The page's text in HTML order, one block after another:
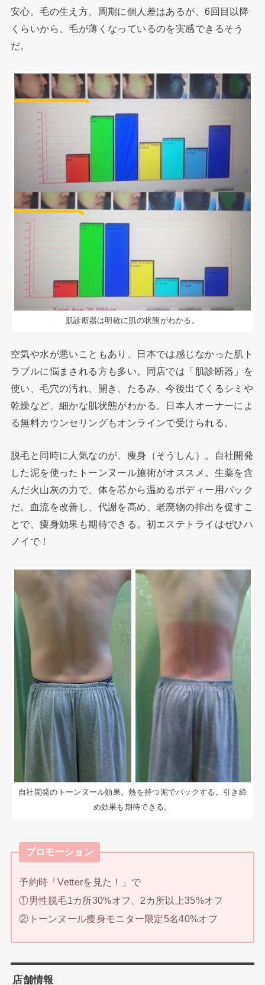
安心。毛の生え方、周期に個人差はあるが、6回目以降
くらいから、毛が薄くなっているのを実感できるそう
だ。
肌診断器は明確に肌の状態がわかる。
空気や水が悪いこともあり、日本では感じなかった肌ト
ラブルに悩まされる方も多い。同店では「肌診断器」を
使い、毛穴の汚れ、開き、たるみ、今後出てくるシミや
乾燥など、細かな肌状態がわかる。日本人オーナーによ
る無料カウンセリングもオンラインで受けられる。
脱毛と同時に人気なのが、痩身（そうしん）。自社開発
した泥を使ったトーンヌール施術がオススメ。生薬を含
んだ火山灰の力で、体を芯から温めるボディー用パック
だ。血流を改善し、代謝を高め、老廃物の排出を促すこ
とで、痩身効果も期待できる。初エステトライはぜひハ
ノイで！
自社開発のトーンヌール効果。熱を持つ泥でパックする。引き締
め効果も期待できる。
プロモーション
予約時「Vetterを見た！」で
①男性脱毛1カ所30%オフ、2カ所以上35%オフ
②トーンヌール痩身モニター限定5名40%オフ
店舗情報